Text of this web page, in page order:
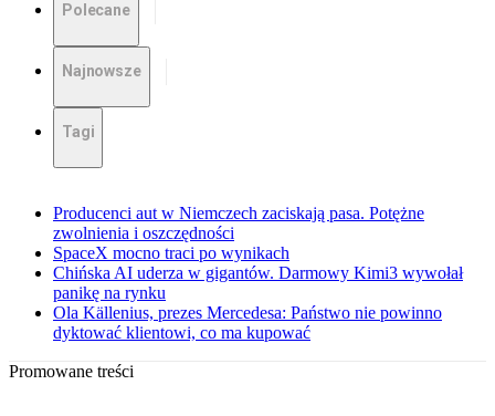
Polecane
Najnowsze
Tagi
Producenci aut w Niemczech zaciskają pasa. Potężne
zwolnienia i oszczędności
SpaceX mocno traci po wynikach
Chińska AI uderza w gigantów. Darmowy Kimi3 wywołał
panikę na rynku
Ola Källenius, prezes Mercedesa: Państwo nie powinno
dyktować klientowi, co ma kupować
Promowane treści